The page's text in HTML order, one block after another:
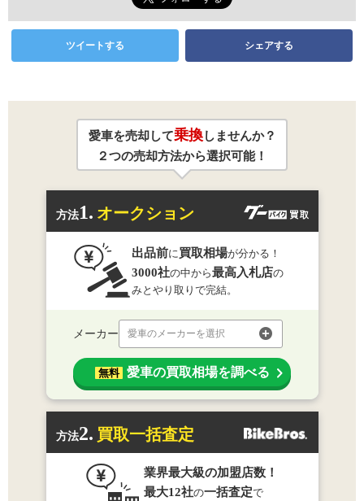
ツイートする シェアする
愛車を売却して乗換しませんか？
２つの売却方法から選択可能！
方法1. オークション
出品前に買取相場が分かる！
3000社の中から最高入札店の
みとやり取りで完結。
メーカー 愛車のメーカーを選択
無料 愛車の買取相場を調べる
方法2. 買取一括査定
業界最大級の加盟店数！
最大12社の一括査定で